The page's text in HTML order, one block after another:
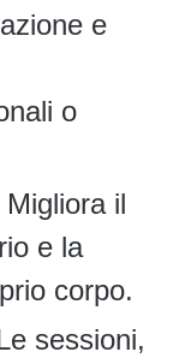
e
o
Migliora il
e la
corpo.
sessioni,